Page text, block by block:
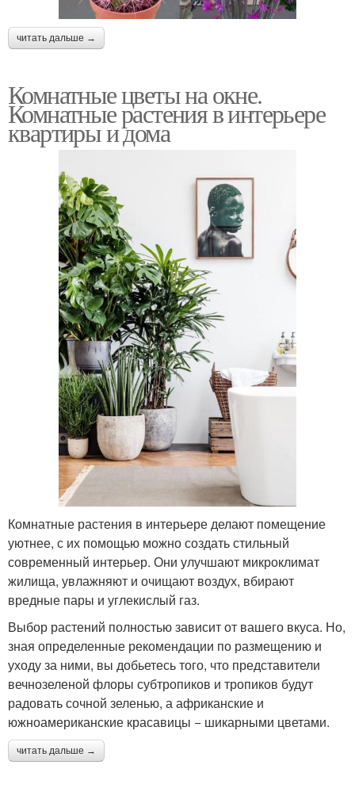
читать дальше →
Комнатные цветы на окне.
Комнатные растения в интерьере
квартиры и дома
Комнатные растения в интерьере делают помещение
уютнее, с их помощью можно создать стильный
современный интерьер. Они улучшают микроклимат
жилища, увлажняют и очищают воздух, вбирают
вредные пары и углекислый газ.
Выбор растений полностью зависит от вашего вкуса. Но,
зная определенные рекомендации по размещению и
уходу за ними, вы добьетесь того, что представители
вечнозеленой флоры субтропиков и тропиков будут
радовать сочной зеленью, а африканские и
южноамериканские красавицы − шикарными цветами.
читать дальше →